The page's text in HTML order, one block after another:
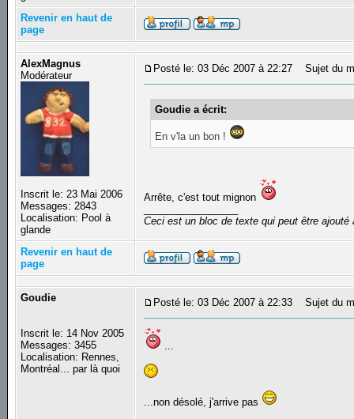
Revenir en haut de
page
AlexMagnus
Modérateur
Inscrit le: 23 Mai 2006
Messages: 2843
Localisation: Pool à
glande
Posté le: 03 Déc 2007 à 22:27 Sujet du
Goudie a écrit:
En v'la un bon !
Arrête, c'est tout mignon
Ceci est un bloc de texte qui peut être
Revenir en haut de
page
Goudie
Inscrit le: 14 Nov 2005
Messages: 3455
Localisation: Rennes,
Montréal... par là quoi
Posté le: 03 Déc 2007 à 22:33 Sujet du
...
...non désolé, j'arrive pas